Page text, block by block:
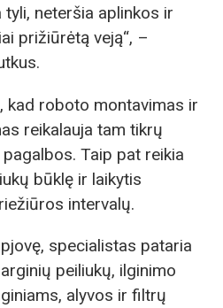
neteršia aplinkos ir
prižiūrėtą veją“, –
kad roboto montavimas ir
reikalauja tam tikrų
Taip pat reikia
būklę ir laikytis
intervalų.
specialistas pataria
peiliukų, ilginimo
alyvos ir filtrų